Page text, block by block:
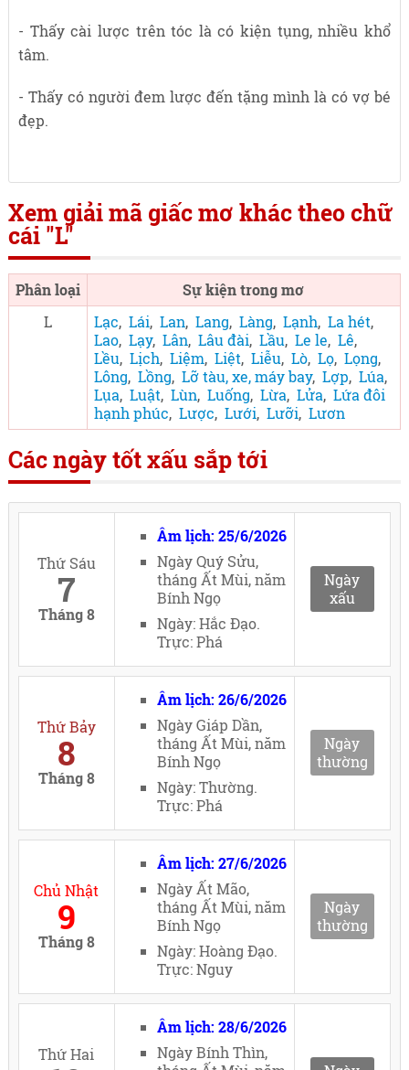
- Thấy cài lược trên tóc là có kiện tụng, nhiều khổ
tâm.
- Thấy có người đem lược đến tặng mình là có vợ bé
đẹp.
Xem giải mã giấc mơ khác theo chữ
cái "L"
Phân loại
Sự kiện trong mơ
L
Lạc, Lái, Lan, Lang, Làng, Lạnh, La hét,
Lao, Lạy, Lân, Lâu đài, Lầu, Le le, Lê,
Lều, Lịch, Liệm, Liệt, Liễu, Lò, Lọ, Lọng,
Lông, Lồng, Lỡ tàu, xe, máy bay, Lợp, Lúa,
Lụa, Luật, Lùn, Luống, Lừa, Lửa, Lứa đôi
hạnh phúc, Lược, Lưới, Lưỡi, Lươn
Các ngày tốt xấu sắp tới
Thứ Sáu
7
Tháng 8
Âm lịch: 25/6/2026
Ngày Quý Sửu,
tháng Ất Mùi, năm
Bính Ngọ
Ngày: Hắc Đạo.
Trực: Phá
Ngày
xấu
Thứ Bảy
8
Tháng 8
Âm lịch: 26/6/2026
Ngày Giáp Dần,
tháng Ất Mùi, năm
Bính Ngọ
Ngày: Thường.
Trực: Phá
Ngày
thường
Chủ Nhật
9
Tháng 8
Âm lịch: 27/6/2026
Ngày Ất Mão,
tháng Ất Mùi, năm
Bính Ngọ
Ngày: Hoàng Đạo.
Trực: Nguy
Ngày
thường
Thứ Hai
Âm lịch: 28/6/2026
Ngày Bính Thìn,